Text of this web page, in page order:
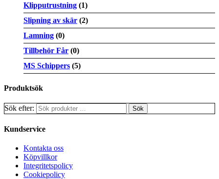
Klipputrustning (1)
Slipning av skär (2)
Lamning (0)
Tillbehör Får (0)
MS Schippers (5)
Produktsök
Sök efter:
Kundservice
Kontakta oss
Köpvillkor
Integritetspolicy
Cookiepolicy